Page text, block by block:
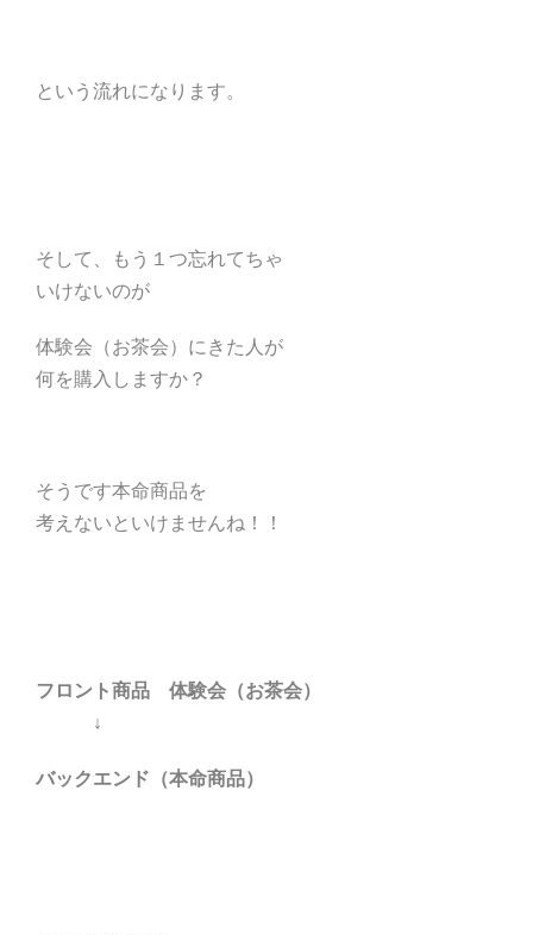
という流れになります。
そして、もう１つ忘れてちゃ
いけないのが
体験会（お茶会）にきた人が
何を購入しますか？
そうです本命商品を
考えないといけませんね！！
フロント商品 体験会（お茶会）
↓
バックエンド（本命商品）